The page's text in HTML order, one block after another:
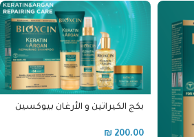
بكج الكيراتين و الأرغان بيوكسين
₪ 200.00